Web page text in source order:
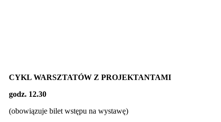
CYKL WARSZTATÓW Z PROJEKTANTAMI
godz. 12.30
(obowiązuje bilet wstępu na wystawę)